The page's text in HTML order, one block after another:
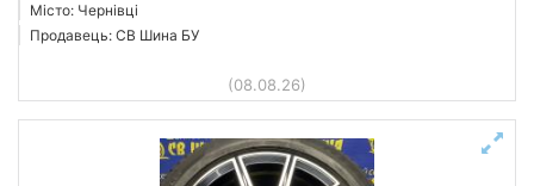
Місто: Чернівці
Продавець: СВ Шина БУ
(08.08.26)